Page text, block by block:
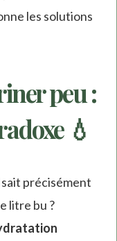
les solutions
peu :
💧
précisément
litre bu ?